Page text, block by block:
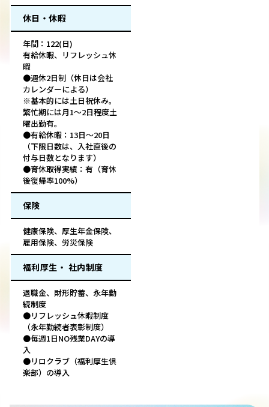
休日・休暇
年間：122(日)
有給休暇、リフレッシュ休
暇
●週休2日制（休日は会社
カレンダーによる）
※基本的には土日祝休み。
繁忙期には月1～2日程度土
曜出勤有。
●有給休暇：13日～20日
（下限日数は、入社直後の
付与日数となります）
●育休取得実績：有（育休
後復帰率100%）
保険
健康保険、厚生年金保険、
雇用保険、労災保険
福利厚生・ 社内制度
退職金、財形貯蓄、永年勤
続制度
●リフレッシュ休暇制度
（永年勤続者表彰制度）
●毎週1日NO残業DAYの導
入
●リロクラブ（福利厚生倶
楽部）の導入